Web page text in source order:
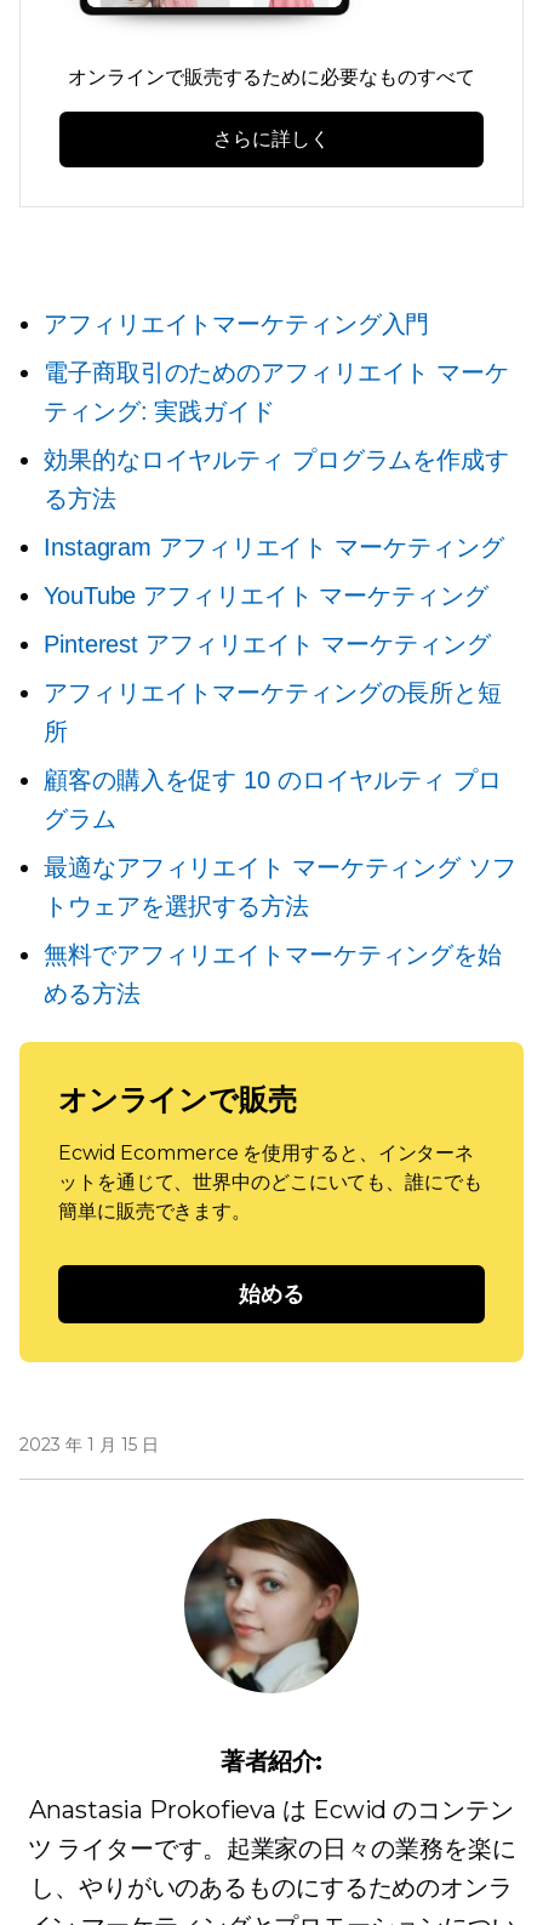
オンラインで販売するために必要なものすべて
さらに詳しく
アフィリエイトマーケティング入門
電子商取引のためのアフィリエイト マーケ
ティング: 実践ガイド
効果的なロイヤルティ プログラムを作成す
る方法
Instagram アフィリエイト マーケティング
YouTube アフィリエイト マーケティング
Pinterest アフィリエイト マーケティング
アフィリエイトマーケティングの長所と短
所
顧客の購入を促す 10 のロイヤルティ プロ
グラム
最適なアフィリエイト マーケティング ソフ
トウェアを選択する方法
無料でアフィリエイトマーケティングを始
める方法
オンラインで販売
Ecwid Ecommerce を使用すると、インターネ
ットを通じて、世界中のどこにいても、誰にでも
簡単に販売できます。
始める
2023 年 1 月 15 日
著者紹介:
Anastasia Prokofieva は Ecwid のコンテン
ツ ライターです。起業家の日々の業務を楽に
し、やりがいのあるものにするためのオンラ